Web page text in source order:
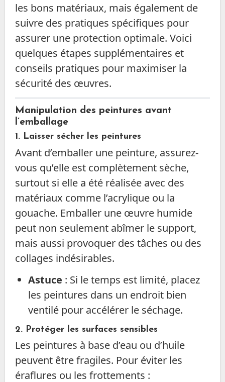
les bons matériaux, mais également de
suivre des pratiques spécifiques pour
assurer une protection optimale. Voici
quelques étapes supplémentaires et
conseils pratiques pour maximiser la
sécurité des œuvres.
Manipulation des peintures avant
l’emballage
1. Laisser sécher les peintures
Avant d’emballer une peinture, assurez-
vous qu’elle est complètement sèche,
surtout si elle a été réalisée avec des
matériaux comme l’acrylique ou la
gouache. Emballer une œuvre humide
peut non seulement abîmer le support,
mais aussi provoquer des tâches ou des
collages indésirables.
Astuce : Si le temps est limité, placez
les peintures dans un endroit bien
ventilé pour accélérer le séchage.
2. Protéger les surfaces sensibles
Les peintures à base d’eau ou d’huile
peuvent être fragiles. Pour éviter les
éraflures ou les frottements :